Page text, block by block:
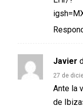
Javier
27 de
Ante la
de